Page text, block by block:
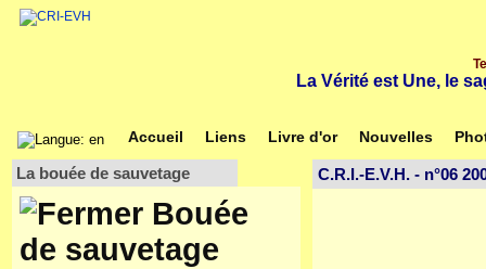
La Vérité est Une, le
Accueil Liens Livre d'or Nouvelles
La bouée de sauvetage
Bouée
de sauvetage
C.R.I.-E.V.H. - n°06